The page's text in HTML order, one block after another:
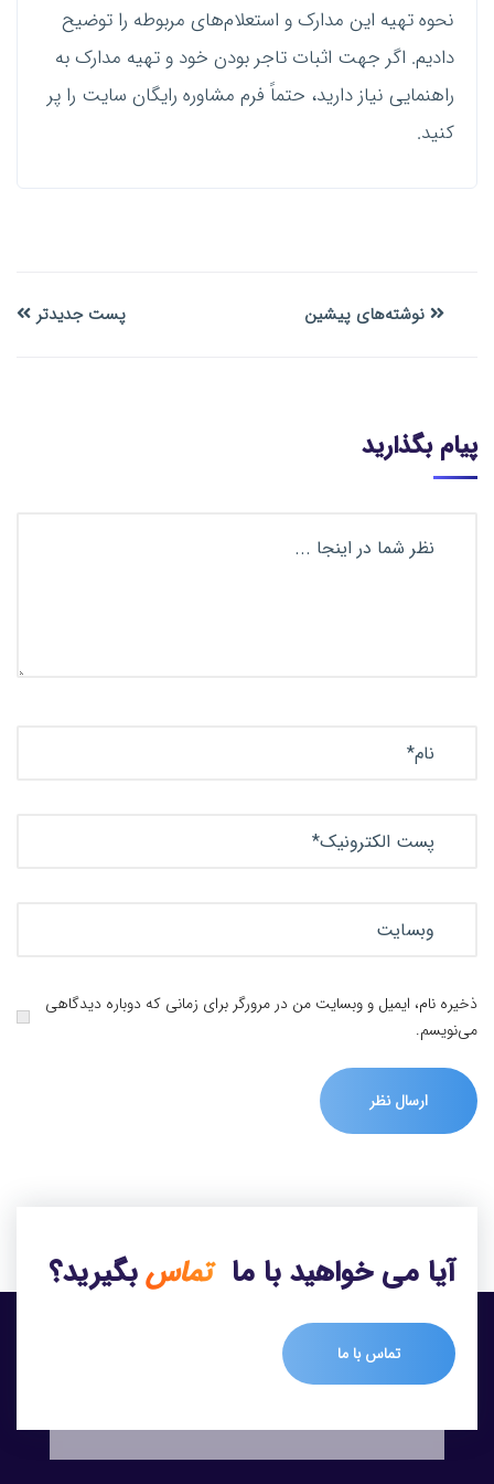
نحوه تهیه این مدارک و استعلام‌های مربوطه را توضیح
دادیم. اگر جهت اثبات تاجر بودن خود و تهیه مدارک به
راهنمایی نیاز دارید، حتماً فرم مشاوره رایگان سایت را پر
کنید.
نوشته‌های پیشین پست جدیدتر
پیام بگذارید
ذخیره نام، ایمیل و وبسایت من در مرورگر برای زمانی که دوباره دیدگاهی
می‌نویسم.
آیا می خواهید با ما تماسبگیرید؟
تماس با ما